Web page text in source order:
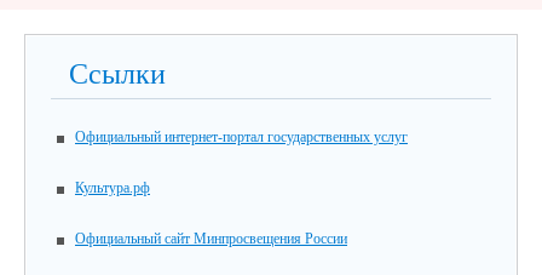
Ссылки
Официальный интернет-портал государственных услуг
Культура.рф
Официальный сайт Минпросвещения России